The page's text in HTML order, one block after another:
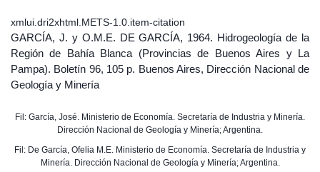
xmlui.dri2xhtml.METS-1.0.item-citation
GARCÍA, J. y O.M.E. DE GARCÍA, 1964. Hidrogeología de la
Región de Bahía Blanca (Provincias de Buenos Aires y La
Pampa). Boletín 96, 105 p. Buenos Aires, Dirección Nacional de
Geología y Minería
Fil: García, José. Ministerio de Economía. Secretaría de Industria y Minería.
Dirección Nacional de Geología y Minería; Argentina.
Fil: De García, Ofelia M.E. Ministerio de Economía. Secretaría de Industria y
Minería. Dirección Nacional de Geología y Minería; Argentina.